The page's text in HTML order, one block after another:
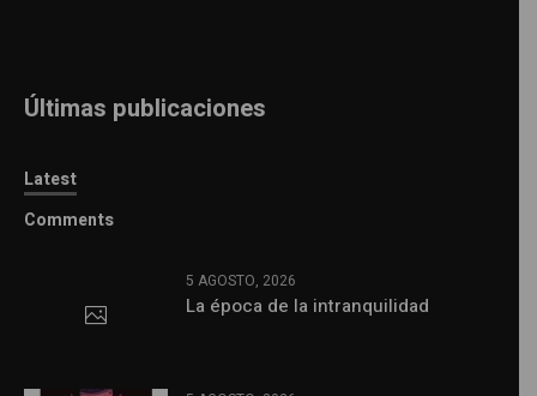
Últimas publicaciones
Latest
Comments
5 AGOSTO, 2026
La época de la intranquilidad